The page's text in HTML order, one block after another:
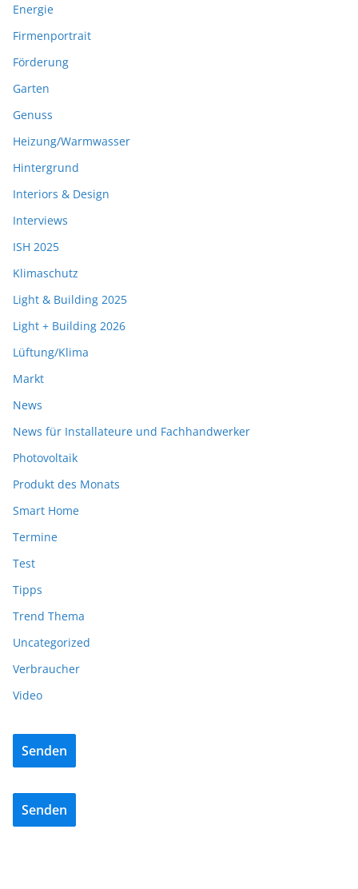
Energie
Firmenportrait
Förderung
Garten
Genuss
Heizung/Warmwasser
Hintergrund
Interiors & Design
Interviews
ISH 2025
Klimaschutz
Light & Building 2025
Light + Building 2026
Lüftung/Klima
Markt
News
News für Installateure und Fachhandwerker
Photovoltaik
Produkt des Monats
Smart Home
Termine
Test
Tipps
Trend Thema
Uncategorized
Verbraucher
Video
Senden
Senden